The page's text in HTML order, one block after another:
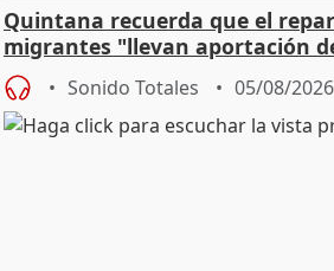
Quintana recuerda que el
migrantes "llevan aportación
central
Sonido Totales 05/08/2026